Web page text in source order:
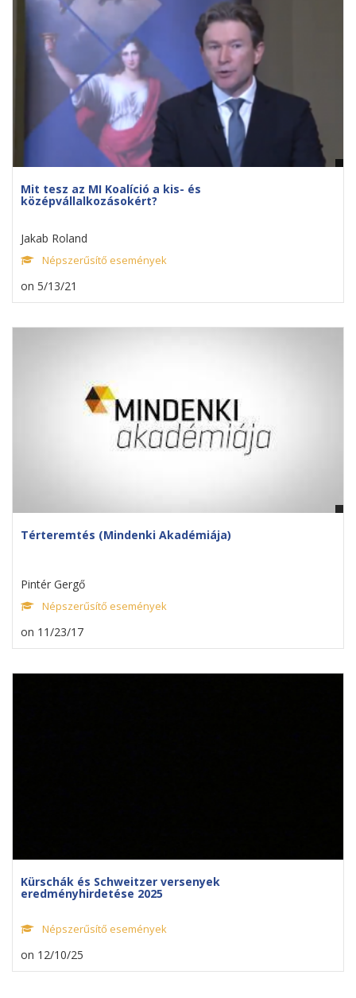
Mit tesz az MI Koalíció a kis- és
középvállalkozásokért?
Jakab Roland
Népszerűsítő események
on 5/13/21
Térteremtés (Mindenki Akadémiája)
Pintér Gergő
Népszerűsítő események
on 11/23/17
Kürschák és Schweitzer versenyek
eredményhirdetése 2025
Népszerűsítő események
on 12/10/25